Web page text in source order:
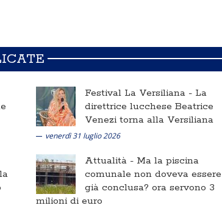
Festival La Versiliana - La
direttrice lucchese Beatrice
Venezi torna alla Versiliana
venerdì 31 luglio 2026
Attualità - Ma la piscina
comunale non doveva essere
già conclusa? ora servono 3
milioni di euro